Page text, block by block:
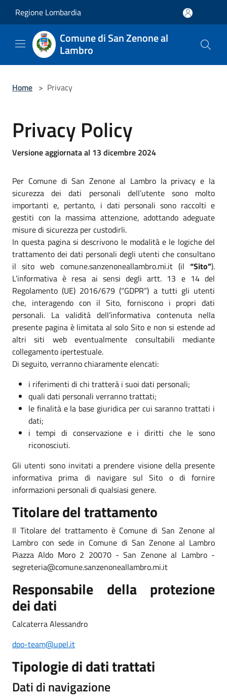
Regione Lombardia
Comune di San Zenone al
Lambro
Home > Privacy
Privacy Policy
Versione aggiornata al 13 dicembre 2024
Per Comune di San Zenone al Lambro la privacy e la
sicurezza dei dati personali dell’utente sono molto
importanti e, pertanto, i dati personali sono raccolti e
gestiti con la massima attenzione, adottando adeguate
misure di sicurezza per custodirli.
In questa pagina si descrivono le modalità e le logiche del
trattamento dei dati personali degli utenti che consultano
il sito web comune.sanzenoneallambro.mi.it (il “Sito”).
L’informativa è resa ai sensi degli artt. 13 e 14 del
Regolamento (UE) 2016/679 (“GDPR”) a tutti gli utenti
che, interagendo con il Sito, forniscono i propri dati
personali. La validità dell’informativa contenuta nella
presente pagina è limitata al solo Sito e non si estende ad
altri siti web eventualmente consultabili mediante
collegamento ipertestuale.
Di seguito, verranno chiaramente elencati:
i riferimenti di chi tratterà i suoi dati personali;
quali dati personali verranno trattati;
le finalità e la base giuridica per cui saranno trattati i
dati;
i tempi di conservazione e i diritti che le sono
riconosciuti.
Gli utenti sono invitati a prendere visione della presente
informativa prima di navigare sul Sito o di fornire
informazioni personali di qualsiasi genere.
Titolare del trattamento
Il Titolare del trattamento è Comune di San Zenone al
Lambro con sede in Comune di San Zenone al Lambro
Piazza Aldo Moro 2 20070 - San Zenone al Lambro -
segreteria@comune.sanzenoneallambro.mi.it
Responsabile della protezione
dei dati
Calcaterra Alessandro
dpo-team@upel.it
Tipologie di dati trattati
Dati di navigazione